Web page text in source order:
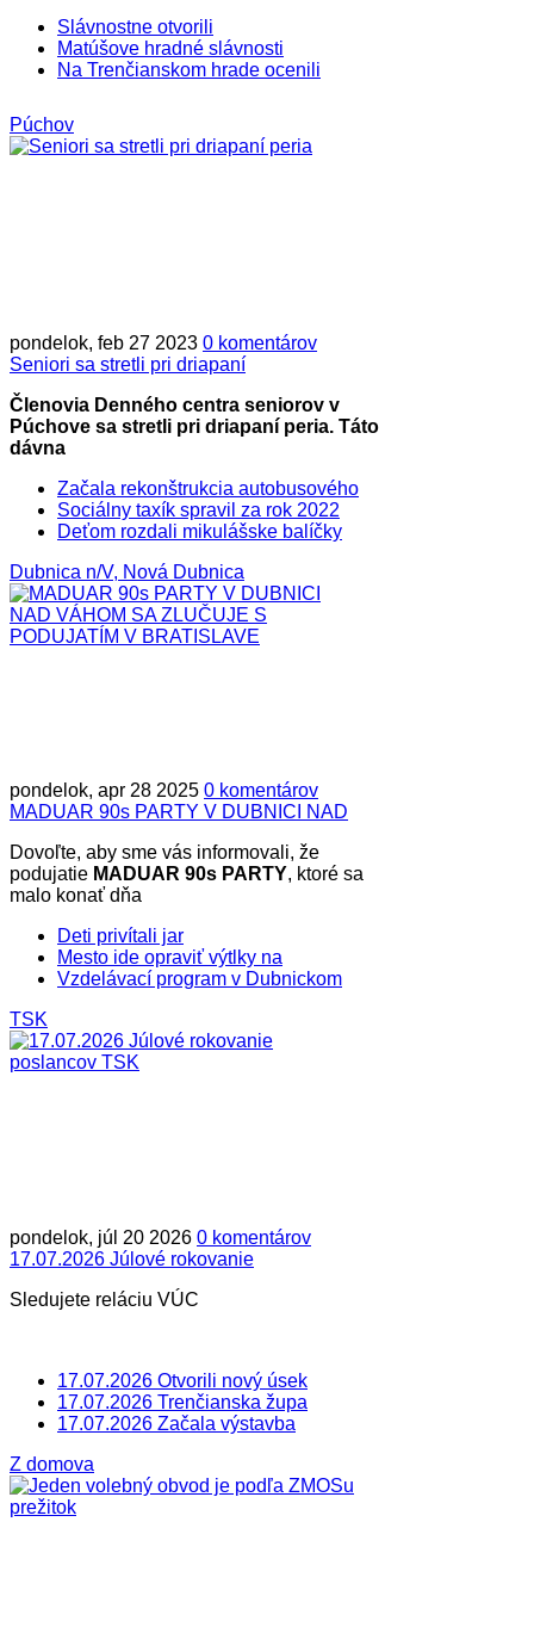
Slávnostne otvorili
Matúšove hradné slávnosti
Na Trenčianskom hrade ocenili
Púchov
pondelok, feb 27 2023 0 komentárov
Seniori sa stretli pri driapaní
Členovia Denného centra seniorov v
Púchove sa stretli pri driapaní peria. Táto
dávna
Začala rekonštrukcia autobusového
Sociálny taxík spravil za rok 2022
Deťom rozdali mikulášske balíčky
Dubnica n/V, Nová Dubnica
pondelok, apr 28 2025 0 komentárov
MADUAR 90s PARTY V DUBNICI NAD
Dovoľte, aby sme vás informovali, že
podujatie MADUAR 90s PARTY, ktoré sa
malo konať dňa
Deti privítali jar
Mesto ide opraviť výtlky na
Vzdelávací program v Dubnickom
TSK
pondelok, júl 20 2026 0 komentárov
17.07.2026 Júlové rokovanie
Sledujete reláciu VÚC
17.07.2026 Otvorili nový úsek
17.07.2026 Trenčianska župa
17.07.2026 Začala výstavba
Z domova